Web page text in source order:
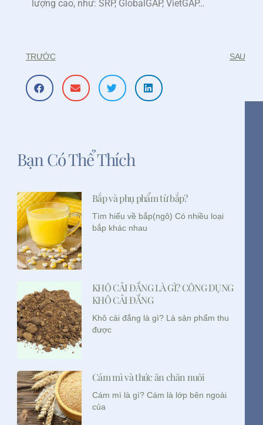
lượng cao, như: SRP, GlobalGAP, VietGAP…
TRƯỚC SAU
Bạn Có Thể Thích
Bắp và phụ phẩm từ bắp?
Tìm hiểu về bắp(ngô) Có nhiều loại
bắp khác nhau
KHÔ CẢI ĐẮNG LÀ GÌ? CÔNG DỤNG
KHÔ CẢI ĐẮNG
Khô cải đắng là gì? Là sản phẩm thu
được
Cám mì và thức ăn chăn nuôi
Cám mì là gì? Cám là lớp bên ngoài
của